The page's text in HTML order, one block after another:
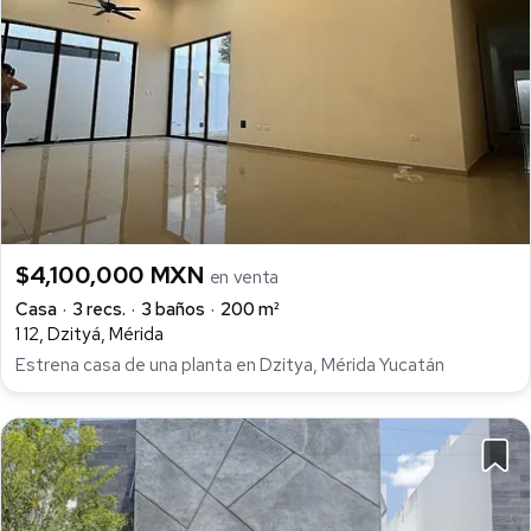
Amenidades
· Balcón
· Estacionamiento techado
· Facilidad para estacionarse
· Garaje
· Jardín
· Patio
· Riego por aspersión
· Terraza
· Aire acondicionado
· Amueblado
· Bodega
· Cocina
· Cocina equipada
· Cocina integral
· Dos plantas
· Estudio
· Hidroneumático
$4,100,000 MXN en venta
Casa
3 recs. 3 baños
200 m²
1 12, Dzityá, Mérida
Estrena casa de una planta en Dzitya, Mérida Yucatán